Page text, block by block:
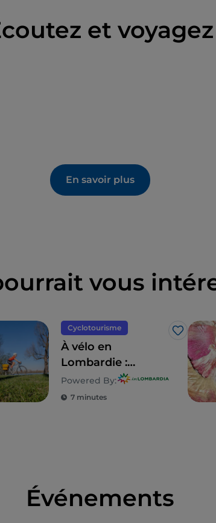
et voyagez
En savoir plus
vous
Cyclotourisme
J’aime
À vélo en
Lombardie :
10 itinéraires en
famille
Powered By:
7 minutes
Événements